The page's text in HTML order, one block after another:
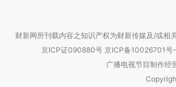
财新网所刊载内容之知识产权为财新传媒及/或相
京ICP证090880号 京ICP备10026701号
广播电视节目制作经